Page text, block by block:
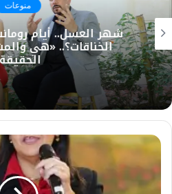
منوعات
شهر العسل.. أيام
الخناقات؟.. «هي